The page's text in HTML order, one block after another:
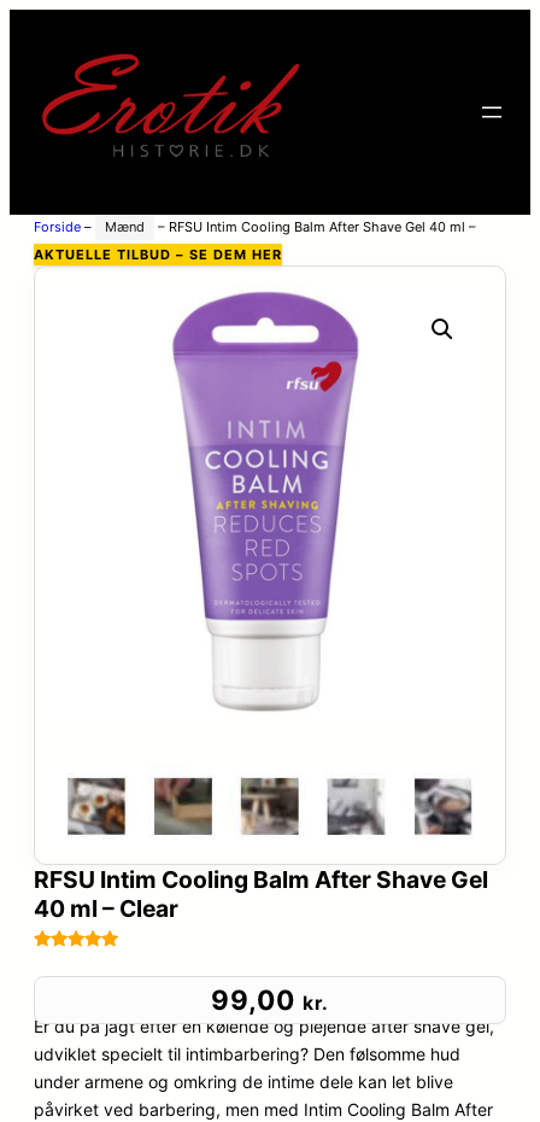
Forside – Mænd – RFSU Intim Cooling Balm After Shave Gel 40 ml –
Clear
AKTUELLE TILBUD – SE DEM HER
RFSU Intim Cooling Balm After Shave Gel
40 ml – Clear
som
baseret på
kundebedø
mmelser
99,00 kr.
Er du på jagt efter en kølende og plejende after shave gel,
udviklet specielt til intimbarbering? Den følsomme hud
under armene og omkring de intime dele kan let blive
påvirket ved barbering, men med Intim Cooling Balm After